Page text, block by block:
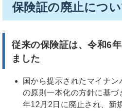
保険証の廃止につ
従来の保険証は、令和6
ました
国から提示されたマイナ
の原則一本化の方針に基
年12月2日に廃止され、新